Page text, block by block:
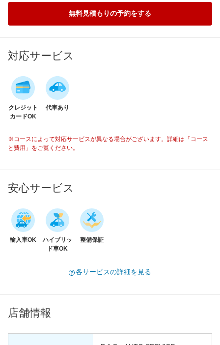
無料見積もりの予約をする
対応サービス
クレジット
カードOK
代車あり
※コースによって対応サービスが異なる場合がございます。詳細は「コース
と費用」をご覧ください。
安心サービス
輸入車OK
ハイブリッ
ド車OK
整備保証
各サービスの詳細を見る
店舗情報